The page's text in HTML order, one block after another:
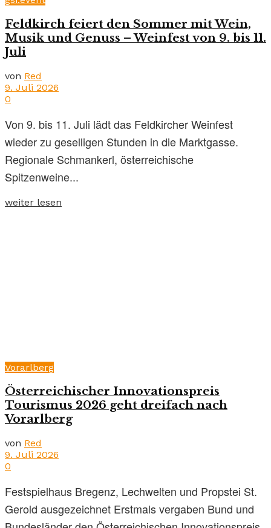
Feldkirch feiert den Sommer mit Wein,
Musik und Genuss – Weinfest von 9. bis 11.
Juli
von Red
9. Juli 2026
0
Von 9. bis 11. Juli lädt das Feldkircher Weinfest
wieder zu geselligen Stunden in die Marktgasse.
Regionale Schmankerl, österreichische
Spitzenweine...
weiter lesen
Vorarlberg
Österreichischer Innovationspreis
Tourismus 2026 geht dreifach nach
Vorarlberg
von Red
9. Juli 2026
0
Festspielhaus Bregenz, Lechwelten und Propstei St.
Gerold ausgezeichnet Erstmals vergaben Bund und